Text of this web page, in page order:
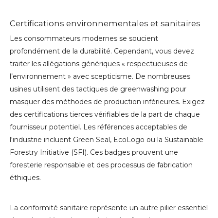
Certifications environnementales et sanitaires
Les consommateurs modernes se soucient
profondément de la durabilité. Cependant, vous devez
traiter les allégations génériques « respectueuses de
l’environnement » avec scepticisme. De nombreuses
usines utilisent des tactiques de greenwashing pour
masquer des méthodes de production inférieures. Exigez
des certifications tierces vérifiables de la part de chaque
fournisseur potentiel. Les références acceptables de
l'industrie incluent Green Seal, EcoLogo ou la Sustainable
Forestry Initiative (SFI). Ces badges prouvent une
foresterie responsable et des processus de fabrication
éthiques.
La conformité sanitaire représente un autre pilier essentiel